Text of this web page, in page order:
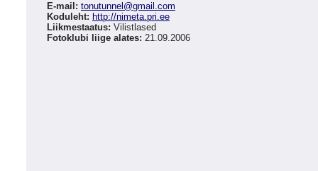
E-mail: tonutunnel @gmail.com
Koduleht: http://nimeta.pri.ee
Liikmestaatus: Vilistlased
Fotoklubi liige alates: 21.09.2006